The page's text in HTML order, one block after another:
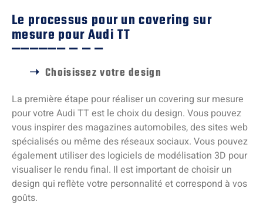
Le processus pour un covering sur
mesure pour Audi TT
Choisissez votre design
La première étape pour réaliser un covering sur mesure
pour votre Audi TT est le choix du design. Vous pouvez
vous inspirer des magazines automobiles, des sites web
spécialisés ou même des réseaux sociaux. Vous pouvez
également utiliser des logiciels de modélisation 3D pour
visualiser le rendu final. Il est important de choisir un
design qui reflète votre personnalité et correspond à vos
goûts.